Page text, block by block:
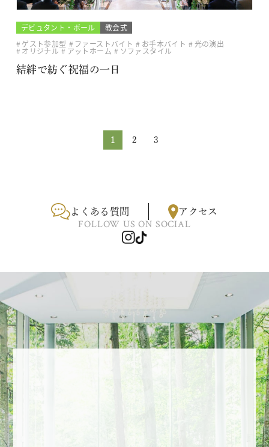
デビュタント・ボール
教会式
ゲスト参加型
ファーストバイト お手本バイト 光の演出
オリジナル アットホーム
ソファスタイル
結絆で紡ぐ祝福の一日
1 2 3
よくある質問 アクセス
FOLLOW US ON SOCIAL